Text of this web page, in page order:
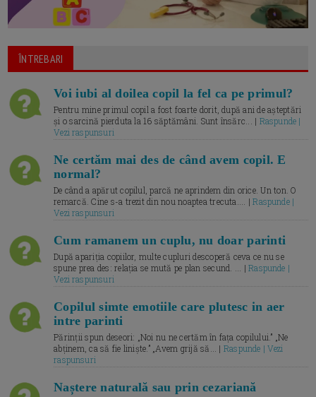
ÎNTREBARI
Voi iubi al doilea copil la fel ca pe primul?
Pentru mine primul copil a fost foarte dorit, după ani de așteptări
și o sarcină pierduta la 16 săptămâni. Sunt însărc... | Raspunde |
Vezi raspunsuri
Ne certăm mai des de când avem copil. E
normal?
De când a apărut copilul, parcă ne aprindem din orice. Un ton. O
remarcă. Cine s-a trezit din nou noaptea trecuta.... |Raspunde |
Vezi raspunsuri
Cum ramanem un cuplu, nu doar parinti
După apariția copiilor, multe cupluri descoperă ceva ce nu se
spune prea des: relația se mută pe plan secund. ... |Raspunde |
Vezi raspunsuri
Copilul simte emotiile care plutesc in aer
intre parinti
Părinții spun deseori: „Noi nu ne certăm în fața copilului.” „Ne
abținem, ca să fie liniște.” „Avem grijă să... | Raspunde | Vezi
raspunsuri
Naștere naturală sau prin cezariană